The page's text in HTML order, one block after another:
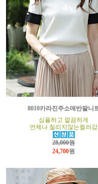
8010카라진주소매반팔니
심플하고 깔끔하게
언제나 질리지않는컬러감
28,000원
24,700원